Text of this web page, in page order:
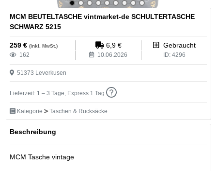
MCM BEUTELTASCHE vintmarket-de SCHULTERTASCHE
SCHWARZ 5215
259 € (inkl. MwSt.) 6,9€ Gebraucht
162 10.06.2026 ID: 4296
51373 Leverkusen
Lieferzeit: 1 – 3 Tage, Express 1 Tag
Kategorie Taschen & Rucksäcke
Beschreibung
MCM Tasche vintage